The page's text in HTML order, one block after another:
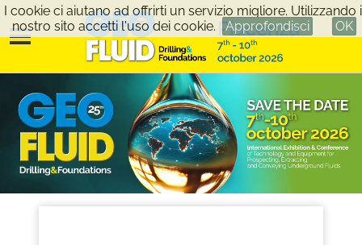
I cookie ci aiutano ad offrirti un servizio migliore. Utilizzando
nostro sito accetti l'uso dei cookie.
Approfondisci OK